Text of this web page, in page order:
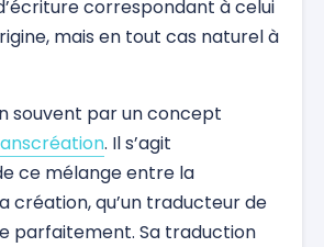
correspondant à celui
mais en tout cas naturel à
souvent par un concept
. Il s’agit
ce mélange entre la
création, qu’un traducteur de
parfaitement. Sa traduction